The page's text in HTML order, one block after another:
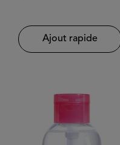
habituel
Ajout rapide